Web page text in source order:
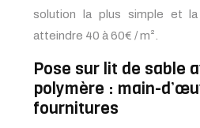
solution la plus simple et
atteindre 40 à 60€ / m².
Pose sur lit de sable
polymère : main-
fournitures